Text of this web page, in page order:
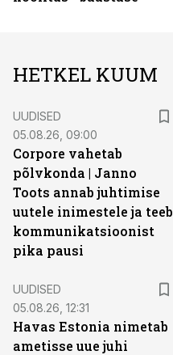
HETKEL KUUM
UUDISED
05.08.26, 09:00
Corpore vahetab
põlvkonda | Janno
Toots annab juhtimise
uutele inimestele ja teeb
kommunikatsioonist
pika pausi
UUDISED
05.08.26, 12:31
Havas Estonia nimetab
ametisse uue juhi